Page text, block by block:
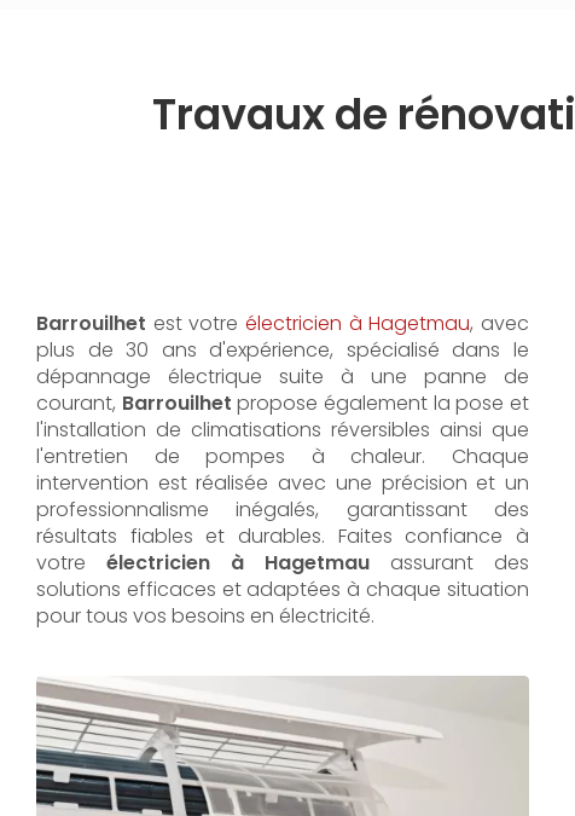
Travaux de
Barrouilhet est votre électricien à Hagetmau, avec
plus de 30 ans d'expérience, spécialisé dans le
dépannage électrique suite à une panne de
courant, Barrouilhet propose également la pose et
l'installation de climatisations réversibles ainsi que
l'entretien de pompes à chaleur. Chaque
intervention est réalisée avec une précision et un
professionnalisme inégalés, garantissant des
résultats fiables et durables. Faites confiance à
votre électricien à Hagetmau assurant des
solutions efficaces et adaptées à chaque situation
pour tous vos besoins en électricité.